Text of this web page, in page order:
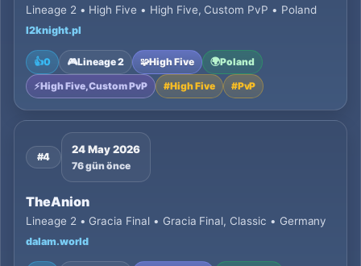
Lineage 2 • High Five • High Five, Custom PvP • Poland
l2knight.pl
👍0 🎮Lineage 2 🧩High Five 🌍Poland
⚡High Five, Custom PvP #High Five #PvP
#4
24 May 2026
76 gün önce
TheAnion
Lineage 2 • Gracia Final • Gracia Final, Classic • Germany
dalam.world